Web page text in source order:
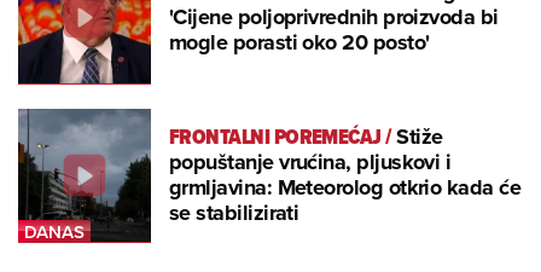
'Cijene poljoprivrednih proizvoda bi
mogle porasti oko 20 posto'
FRONTALNI POREMEĆAJ/Stiže
popuštanje vrućina, pljuskovi i
grmljavina: Meteorolog otkrio kada će
se stabilizirati